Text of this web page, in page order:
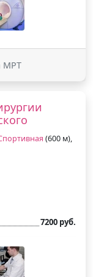
МРТ
(600 м),
7200 руб.